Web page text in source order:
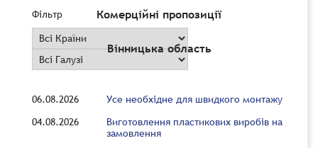
Комерційні пропозиції
Вінницька область
Фільтр
06.08.2026
Усе необхідне для швидкого монтажу
04.08.2026
Виготовлення пластикових виробів на
замовлення